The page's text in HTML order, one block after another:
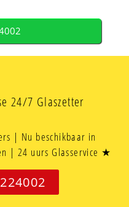
24/7 Glaszetter
| Nu beschikbaar in
| 24 uurs Glasservice ★